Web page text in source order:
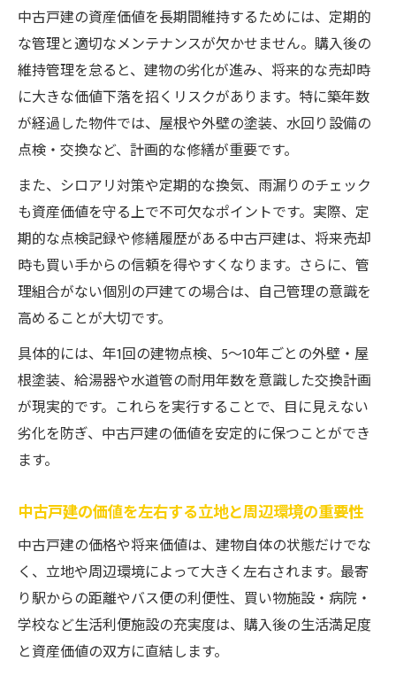
中古戸建の資産価値を長期間維持するためには、定期的
な管理と適切なメンテナンスが欠かせません。購入後の
維持管理を怠ると、建物の劣化が進み、将来的な売却時
に大きな価値下落を招くリスクがあります。特に築年数
が経過した物件では、屋根や外壁の塗装、水回り設備の
点検・交換など、計画的な修繕が重要です。
また、シロアリ対策や定期的な換気、雨漏りのチェック
も資産価値を守る上で不可欠なポイントです。実際、定
期的な点検記録や修繕履歴がある中古戸建は、将来売却
時も買い手からの信頼を得やすくなります。さらに、管
理組合がない個別の戸建ての場合は、自己管理の意識を
高めることが大切です。
具体的には、年1回の建物点検、5～10年ごとの外壁・屋
根塗装、給湯器や水道管の耐用年数を意識した交換計画
が現実的です。これらを実行することで、目に見えない
劣化を防ぎ、中古戸建の価値を安定的に保つことができ
ます。
中古戸建の価値を左右する立地と周辺環境の重要性
中古戸建の価格や将来価値は、建物自体の状態だけでな
く、立地や周辺環境によって大きく左右されます。最寄
り駅からの距離やバス便の利便性、買い物施設・病院・
学校など生活利便施設の充実度は、購入後の生活満足度
と資産価値の双方に直結します。